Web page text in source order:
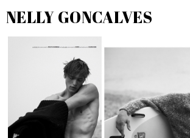
NELLY GONCALVES